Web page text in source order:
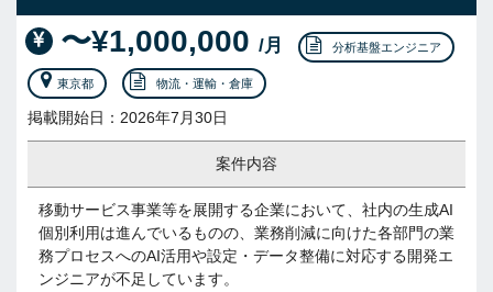
〜¥1,000,000 /月 分析基盤エンジニア
東京都 物流・運輸・倉庫
掲載開始日：2026年7月30日
案件内容
移動サービス事業等を展開する企業において、社内の生成AI
個別利用は進んでいるものの、業務削減に向けた各部門の業
務プロセスへのAI活用や設定・データ整備に対応する開発エ
ンジニアが不足しています。